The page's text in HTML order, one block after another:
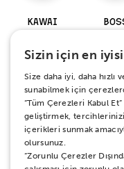
KAWAI
%100 MEMNUNİYET SÖZÜ
Alışverişiniz sırasında ya da
Her ne sebeple olursa olsun 15
Müzik güvencesinde.
Sizin için en
Size daha iyi, daha hızlı
sunabilmek için
“Tüm Çerezleri Kabul
geliştirmek,
içerikleri sunmak
olursunuz.
“Zorunlu Çerezler